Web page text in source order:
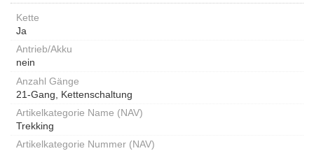
Kette
Ja
Antrieb/Akku
nein
Anzahl Gänge
21-Gang, Kettenschaltung
Artikelkategorie Name (NAV)
Trekking
Artikelkategorie Nummer (NAV)